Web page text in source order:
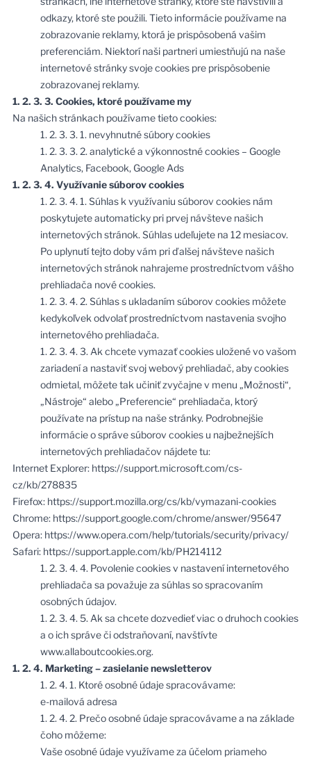
odkazy, ktoré ste použili. Tieto informácie používame na
zobrazovanie reklamy, ktorá je prispôsobená vašim
preferenciám. Niektorí naši partneri umiestňujú na naše
internetové stránky svoje cookies pre prispôsobenie
zobrazovanej reklamy.
1. 2. 3. 3. Cookies, ktoré používame my
Na našich stránkach používame tieto cookies:
1. 2. 3. 3. 1. nevyhnutné súbory cookies
1. 2. 3. 3. 2. analytické a výkonnostné cookies – Google
Analytics, Facebook, Google Ads
1. 2. 3. 4. Využívanie súborov cookies
1. 2. 3. 4. 1. Súhlas k využívaniu súborov cookies nám
poskytujete automaticky pri prvej návšteve našich
internetových stránok. Súhlas udeľujete na 12 mesiacov.
Po uplynutí tejto doby vám pri ďalšej návšteve našich
internetových stránok nahrajeme prostredníctvom vášho
prehliadača nové cookies.
1. 2. 3. 4. 2. Súhlas s ukladaním súborov cookies môžete
kedykoľvek odvolať prostredníctvom nastavenia svojho
internetového prehliadača.
1. 2. 3. 4. 3. Ak chcete vymazať cookies uložené vo vašom
zariadení a nastaviť svoj webový prehliadač, aby cookies
odmietal, môžete tak učiniť zvyčajne v menu „Možnosti“,
„Nástroje“ alebo „Preferencie“ prehliadača, ktorý
používate na prístup na naše stránky. Podrobnejšie
informácie o správe súborov cookies u najbežnejších
internetových prehliadačov nájdete tu:
Internet Explorer: https://support.microsoft.com/cs-
cz/kb/278835
Firefox: https://support.mozilla.org/cs/kb/vymazani-cookies
Chrome: https://support.google.com/chrome/answer/95647
Opera: https://www.opera.com/help/tutorials/security/privacy/
Safari: https://support.apple.com/kb/PH214112
1. 2. 3. 4. 4. Povolenie cookies v nastavení internetového
prehliadača sa považuje za súhlas so spracovaním
osobných údajov.
1. 2. 3. 4. 5. Ak sa chcete dozvedieť viac o druhoch cookies
a o ich správe či odstraňovaní, navštívte
www.allaboutcookies.org.
1. 2. 4. Marketing – zasielanie newsletterov
1. 2. 4. 1. Ktoré osobné údaje spracovávame:
e-mailová adresa
1. 2. 4. 2. Prečo osobné údaje spracovávame a na základe
čoho môžeme:
Vaše osobné údaje využívame za účelom priameho